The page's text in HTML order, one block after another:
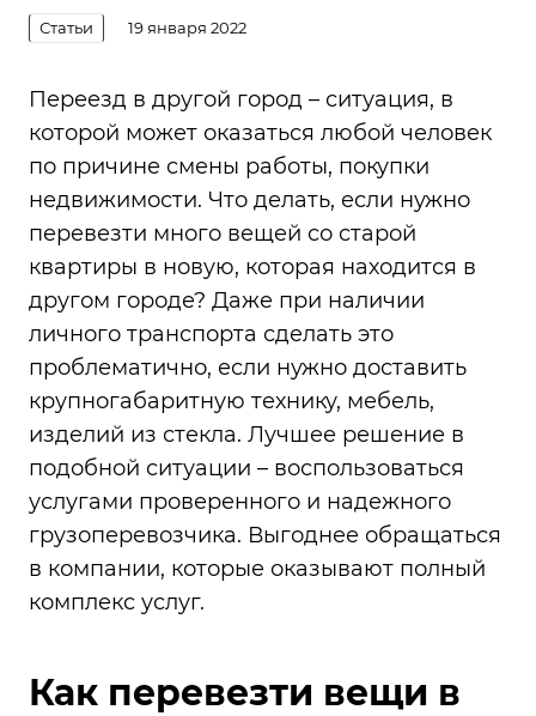
Статьи 19 января 2022
Переезд в другой город – ситуация, в
которой может оказаться любой человек
по причине смены работы, покупки
недвижимости. Что делать, если нужно
перевезти много вещей со старой
квартиры в новую, которая находится в
другом городе? Даже при наличии
личного транспорта сделать это
проблематично, если нужно доставить
крупногабаритную технику, мебель,
изделий из стекла. Лучшее решение в
подобной ситуации – воспользоваться
услугами проверенного и надежного
грузоперевозчика. Выгоднее обращаться
в компании, которые оказывают полный
комплекс услуг.
Как перевезти вещи в